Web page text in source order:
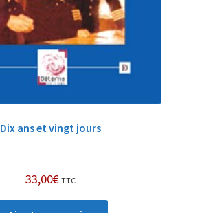
Dix ans et vingt jours
33,00€ TTC